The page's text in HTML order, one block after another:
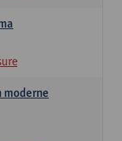
moderne